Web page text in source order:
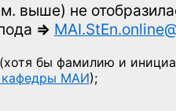
выше) не
=>
(хотя бы фамилию и
кафедры МАИ);